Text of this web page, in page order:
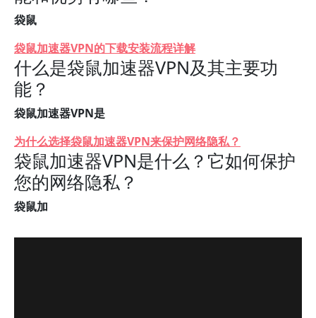
袋鼠
袋鼠加速器VPN的下载安装流程详解
什么是袋鼠加速器VPN及其主要功
能？
袋鼠加速器VPN是
为什么选择袋鼠加速器VPN来保护网络隐私？
袋鼠加速器VPN是什么？它如何保护
您的网络隐私？
袋鼠加